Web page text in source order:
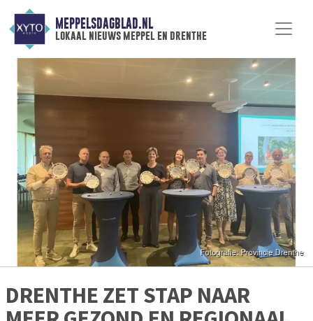
MEPPELSDAGBLAD.NL
lokaal nieuws meppel en drenthe
DRENTHE ZET STAP NAAR